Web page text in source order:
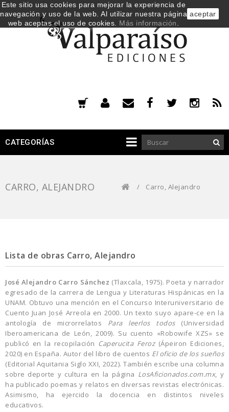
CATEGORÍAS
CARRO, ALEJANDRO / Carro, Alejandro
Lista de obras Carro, Alejandro
José Alejandro Carro Sánchez (Tlaxcala, 1975). Poeta y narrador
egresado de la carrera de Lengua y Literaturas Hispánicas en la
UNAM. Obtuvo una mención en el Concurso Interuniversitario de
Cuento Juan José Arreola en 2000. Un texto suyo apare-ce en la
antología de microrrelatos Para leerlos todos(Universidad
Iberoamericana de León, 2009). Su cuento «Robowife XZS» se
publicó en la recopilación Caperucita Feroz(Ápeiron Ediciones,
2020) en España. Autor del libro de cuentos El oficio de los sueños
(Editorial Aquitania Siglo XXI, 2022). También escribe una columna
sobre deporte y cultura en la página LosAficionados.com.mx, y
ha publicado poemas y relatos en diversas revistas electrónicas.
Asimismo, ha ejercido la docencia en distintos niveles
educativos.
Este sitio usa cookies para mejorar la experiencia de
navegación y uso de la web. Al utilizar nuestra página
web aceptas el uso de cookies. Más información
aceptar